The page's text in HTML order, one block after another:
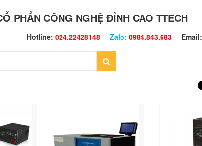
PHẨN CÔNG NGHỆ ĐỈNH CAO TTECH
Hotline: 024.22428148 Zalo: 0984.843.683 Email: